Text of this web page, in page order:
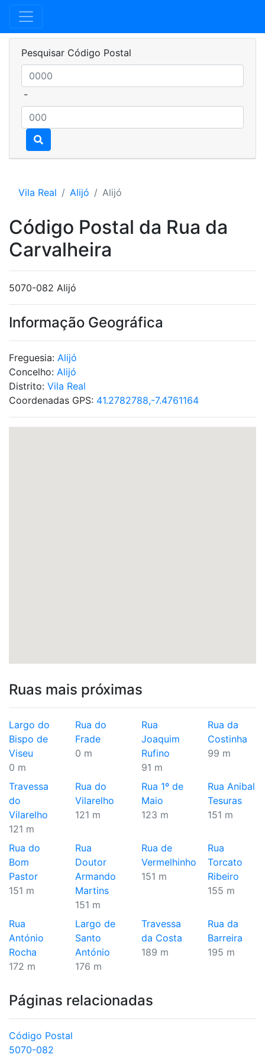
Pesquisar Código Postal
-
Vila Real Alijó Alijó
Código Postal da Rua da
Carvalheira
5070-082 Alijó
Informação Geográfica
Freguesia: Alijó
Concelho: Alijó
Distrito: Vila Real
Coordenadas GPS: 41.2782788,-7.4761164
Ruas mais próximas
Largo do
Bispo de
Viseu
0 m
Rua do
Frade
0 m
Rua
Joaquim
Rufino
91 m
Rua da
Costinha
99 m
Travessa
do
Vilarelho
121 m
Rua do
Vilarelho
121 m
Rua 1º de
Maio
123 m
Rua Anibal
Tesuras
151 m
Rua do
Bom
Pastor
151 m
Rua
Doutor
Armando
Martins
151 m
Rua de
Vermelhinho
151 m
Rua
Torcato
Ribeiro
155 m
Rua
António
Rocha
172 m
Largo de
Santo
António
176 m
Travessa
da Costa
189 m
Rua da
Barreira
195 m
Páginas relacionadas
Código Postal
5070-082